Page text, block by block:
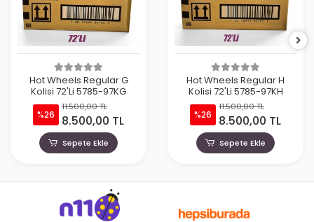
Hot Wheels Regular G
Kolisi 72'Li 5785-97KG
%26
11.500,00 TL
8.500,00 TL
Sepete Ekle
Hot Wheels Regular H
Kolisi 72'Li 5785-97KH
%26
11.500,00 TL
8.500,00 TL
Sepete Ekle